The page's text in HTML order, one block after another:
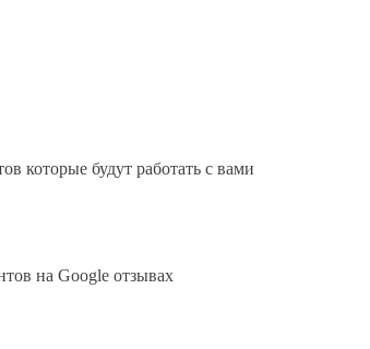
которые будут работать с вами
на Google отзывах